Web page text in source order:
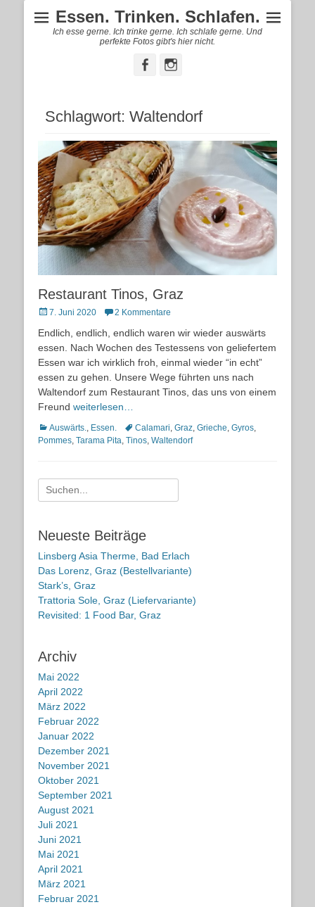
Essen. Trinken. Schlafen.
Ich esse gerne. Ich trinke gerne. Ich schlafe gerne. Und
perfekte Fotos gibt's hier nicht.
FacebookInstagram
Schlagwort: Waltendorf
Restaurant Tinos, Graz
Posted
7. Juni 2020 2 Kommentare
Endlich, endlich, endlich waren wir wieder auswärts
essen. Nach Wochen des Testessens von geliefertem
Essen war ich wirklich froh, einmal wieder “in echt”
essen zu gehen. Unsere Wege führten uns nach
Waltendorf zum Restaurant Tinos, das uns von einem
Freund weiterlesen…
Kategorien
Auswärts., Essen. Schlagworte
Calamari, Graz, Grieche, Gyros,
Pommes, Tarama Pita, Tinos, Waltendorf
Suche
nach:
Neueste Beiträge
Linsberg Asia Therme, Bad Erlach
Das Lorenz, Graz (Bestellvariante)
Stark’s, Graz
Trattoria Sole, Graz (Liefervariante)
Revisited: 1 Food Bar, Graz
Archiv
Mai 2022
April 2022
März 2022
Februar 2022
Januar 2022
Dezember 2021
November 2021
Oktober 2021
September 2021
August 2021
Juli 2021
Juni 2021
Mai 2021
April 2021
März 2021
Februar 2021